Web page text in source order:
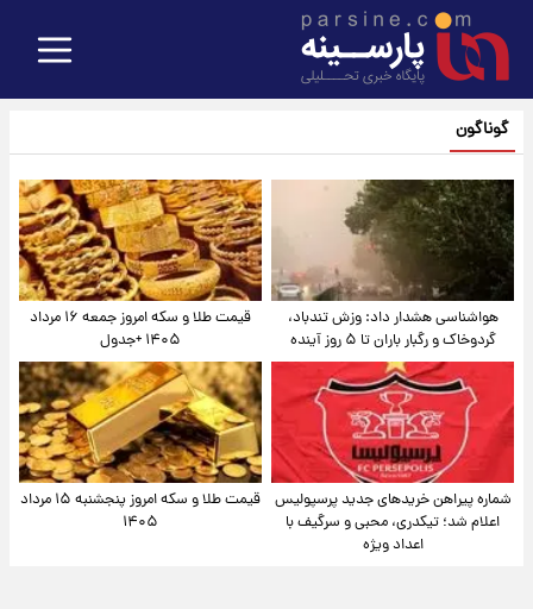
گوناگون
هواشناسی هشدار داد: وزش تندباد،
گردوخاک و رگبار باران تا ۵ روز آینده
قیمت طلا و سکه امروز جمعه ۱۶ مرداد
۱۴۰۵ +جدول
شماره پیراهن خریدهای جدید پرسپولیس
اعلام شد؛ تیکدری، محبی و سرگیف با
اعداد ویژه
قیمت طلا و سکه امروز پنجشنبه ۱۵ مرداد
۱۴۰۵